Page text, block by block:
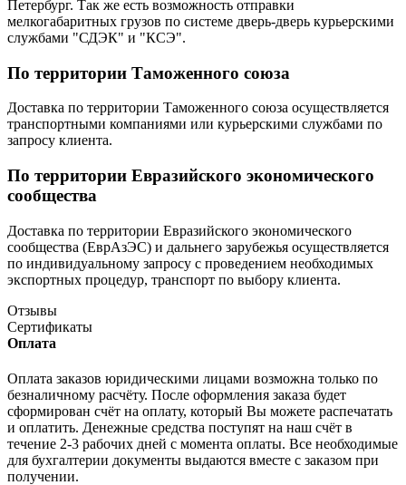
Петербург. Так же есть возможность отправки
мелкогабаритных грузов по системе дверь-дверь курьерскими
службами "СДЭК" и "КСЭ".
По территории Таможенного союза
Доставка по территории Таможенного союза осуществляется
транспортными компаниями или курьерскими службами по
запросу клиента.
По территории Евразийского экономического
сообщества
Доставка по территории Евразийского экономического
сообщества (ЕврАзЭС) и дальнего зарубежья осуществляется
по индивидуальному запросу с проведением необходимых
экспортных процедур, транспорт по выбору клиента.
Отзывы
Сертификаты
Оплата
Оплата заказов юридическими лицами возможна только по
безналичному расчёту. После оформления заказа будет
сформирован счёт на оплату, который Вы можете распечатать
и оплатить. Денежные средства поступят на наш счёт в
течение 2-3 рабочих дней с момента оплаты. Все необходимые
для бухгалтерии документы выдаются вместе с заказом при
получении.